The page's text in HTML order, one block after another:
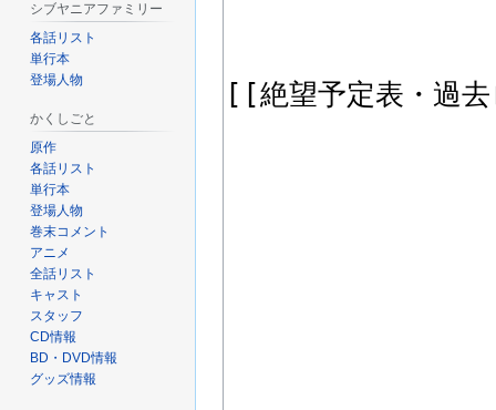
シブヤニアファミリー
各話リスト
単行本
登場人物
かくしごと
原作
各話リスト
単行本
登場人物
巻末コメント
アニメ
全話リスト
キャスト
スタッフ
CD情報
BD・DVD情報
グッズ情報